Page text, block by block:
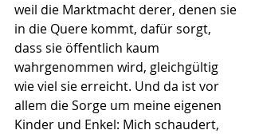
weil die Marktmacht derer, denen sie
in die Quere kommt, dafür sorgt,
dass sie öffentlich kaum
wahrgenommen wird, gleichgültig
wie viel sie erreicht. Und da ist vor
allem die Sorge um meine eigenen
Kinder und Enkel: Mich schaudert,